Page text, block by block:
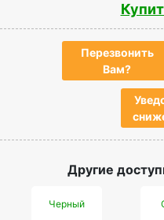
Перезвонить
Вам?
Другие
Черный